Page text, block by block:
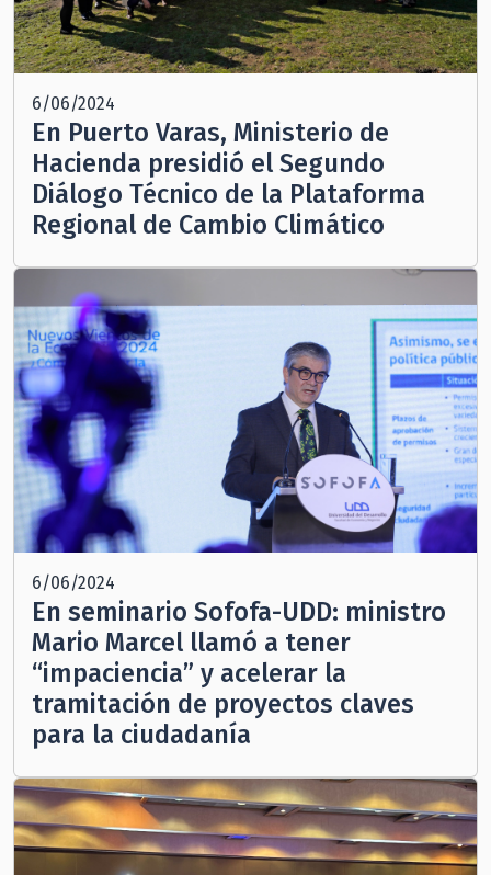
6/06/2024
En Puerto Varas, Ministerio de
Hacienda presidió el Segundo
Diálogo Técnico de la Plataforma
Regional de Cambio Climático
6/06/2024
En seminario Sofofa-UDD: ministro
Mario Marcel llamó a tener
“impaciencia” y acelerar la
tramitación de proyectos claves
para la ciudadanía